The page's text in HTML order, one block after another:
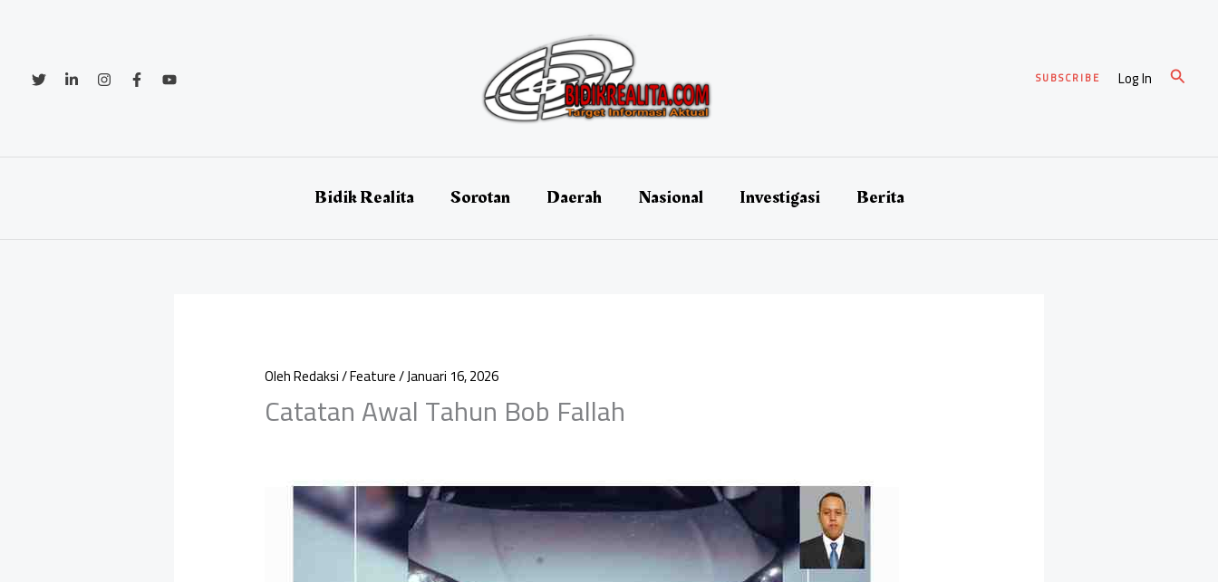
SUBSCRIBE Log In Cari
Bidik Realita Sorotan Daerah Nasional Investigasi Berita
OlehRedaksi/Feature/Januari 16, 2026
Catatan Awal Tahun Bob Fallah